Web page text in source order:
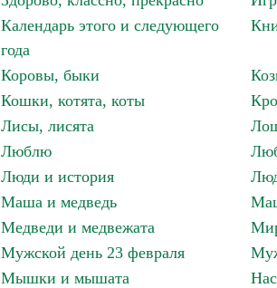
Календарь этого и следующего
года
Коровы, быки
Кошки, котята, коты
Лисы, лисята
Люблю
Люди и история
Маша и медведь
Медведи и медвежата
Мужской день 23 февраля
Мышки и мышата